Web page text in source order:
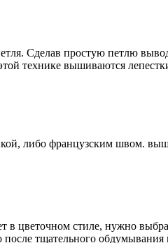
Сделав простую петлю
технике вышиваются
либо французским швом.
в цветочном стиле, нужно
тщательного